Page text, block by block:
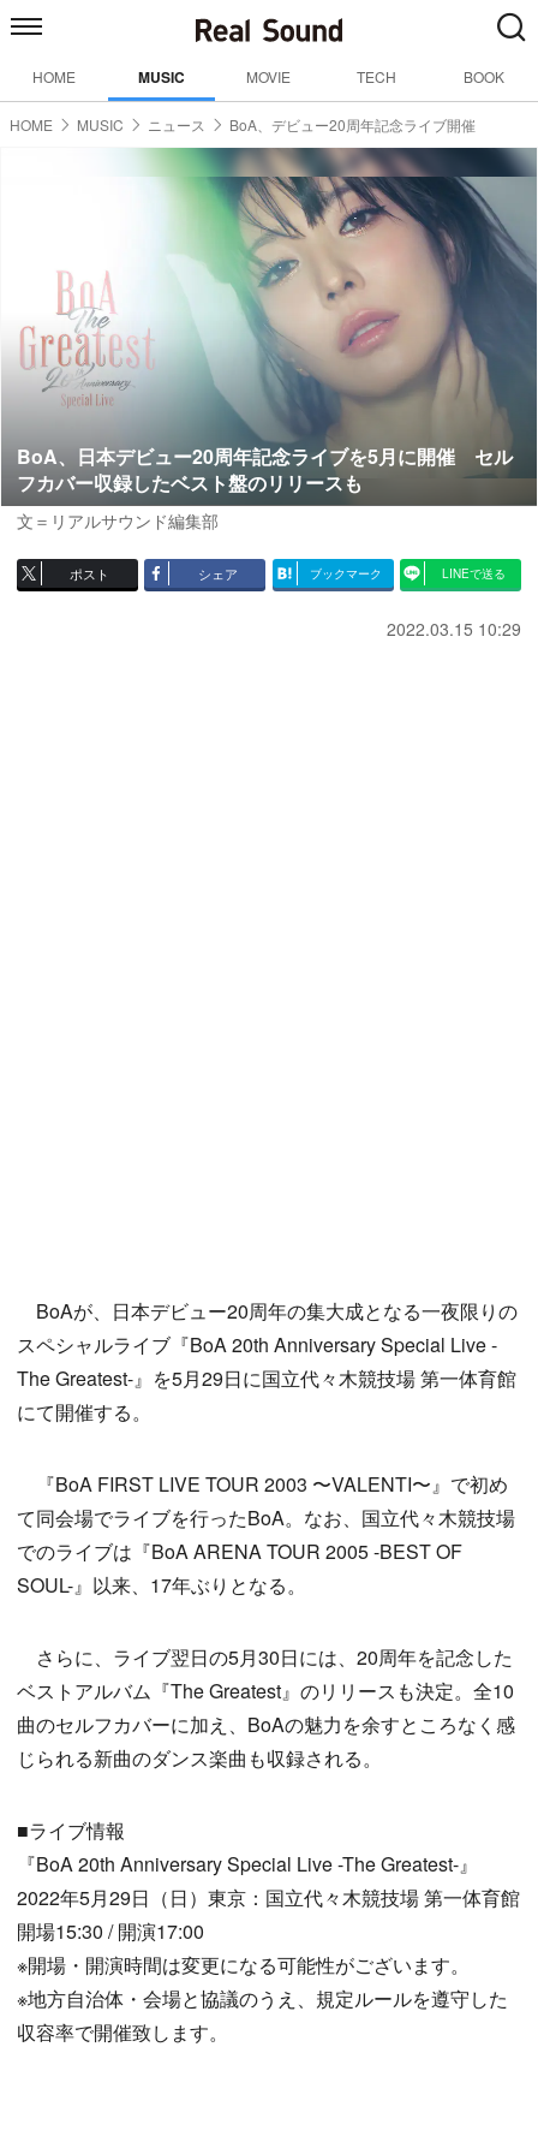
HOME MUSIC MOVIE TECH BOOK
HOME MUSIC ニュース BoA、デビュー20周年記念ライブ開催
BoA、日本デビュー20周年記念ライブを5月に開催 セル
フカバー収録したベスト盤のリリースも
文＝リアルサウンド編集部
ポスト シェア ブックマーク LINEで送る
2022.03.15 10:29
BoAが、日本デビュー20周年の集大成となる一夜限りの
スペシャルライブ『BoA 20th Anniversary Special Live -
The Greatest-』を5月29日に国立代々木競技場 第一体育館
にて開催する。
『BoA FIRST LIVE TOUR 2003 〜VALENTI〜』で初め
て同会場でライブを行ったBoA。なお、国立代々木競技場
でのライブは『BoA ARENA TOUR 2005 -BEST OF
SOUL-』以来、17年ぶりとなる。
さらに、ライブ翌日の5月30日には、20周年を記念した
ベストアルバム『The Greatest』のリリースも決定。全10
曲のセルフカバーに加え、BoAの魅力を余すところなく感
じられる新曲のダンス楽曲も収録される。
■ライブ情報
『BoA 20th Anniversary Special Live -The Greatest-』
2022年5月29日（日）東京：国立代々木競技場 第一体育館
開場15:30 / 開演17:00
※開場・開演時間は変更になる可能性がございます。
※地方自治体・会場と協議のうえ、規定ルールを遵守した
収容率で開催致します。